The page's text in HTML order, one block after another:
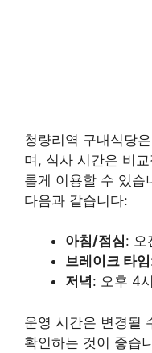
청량리역 구내식당
며, 식사 시간은 비
롭게 이용할 수 있
다음과 같습니다:
아침/점심: 오
브레이크 타임
저녁: 오후 4
운영 시간은 변경될
확인하는 것이 좋습